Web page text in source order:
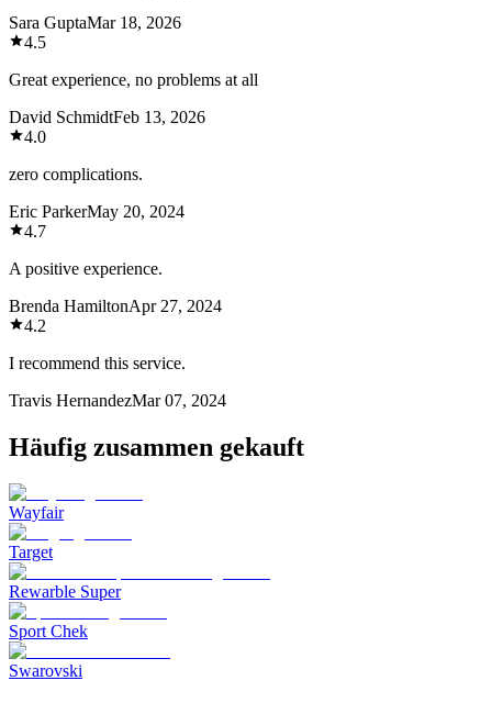
Sara GuptaMar 18, 2026
4.5
Great experience, no problems at all
David SchmidtFeb 13, 2026
4.0
zero complications.
Eric ParkerMay 20, 2024
4.7
A positive experience.
Brenda HamiltonApr 27, 2024
4.2
I recommend this service.
Travis HernandezMar 07, 2024
Häufig zusammen gekauft
Wayfair
Target
Rewarble Super
Sport Chek
Swarovski